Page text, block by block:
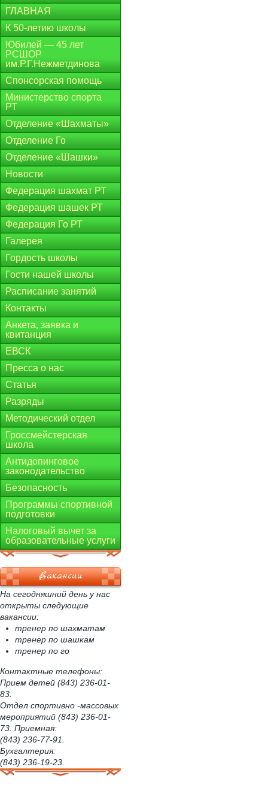
ГЛАВНАЯ
К 50-летию школы
Юбилей — 45 лет
РСШОР
им.Р.Г.Нежметдинова
Спонсорская помощь
Министерство спорта
РТ
Отделение «Шахматы»
Отделение Го
Отделение «Шашки»
Новости
Федерация шахмат РТ
Федерация шашек РТ
Федерация Го РТ
Галерея
Гордость школы
Гости нашей школы
Расписание занятий
Контакты
Анкета, заявка и
квитанция
ЕВСК
Пресса о нас
Статья
Разряды
Методический отдел
Гроссмейстерская
школа
Антидопинговое
законодательство
Безопасность
Программы спортивной
подготовки
Налоговый вычет за
образовательные услуги
Вакансии
На сегодняшний день у нас
открыты следующие
вакансии:
тренер по шахматам
тренер по шашкам
тренер по го
Контактные телефоны:
Прием детей (843) 236-01-
83.
Отдел спортивно -массовых
мероприятий (843) 236-01-
73. Приемная:
(843) 236-77-91.
Бухгалтерия:
(843) 236-19-23.